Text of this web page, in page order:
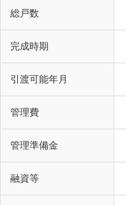
総戸数
完成時期
引渡可能年月
管理費
管理準備金
融資等